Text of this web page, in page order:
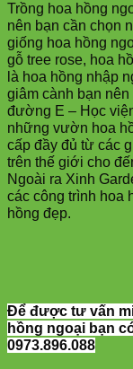
Trồng hoa hồng
nên bạn cần chọn
giống hoa hồng
gỗ tree rose, hoa
là hoa hồng nhập
giâm cành bạn
đường E – Học
những vườn hoa
cấp đầy đủ từ các
trên thế giới cho
Ngoài ra Xinh
các công trình hoa
hồng đẹp.
Để được tư vấn
hồng ngoại bạn
0973.896.088